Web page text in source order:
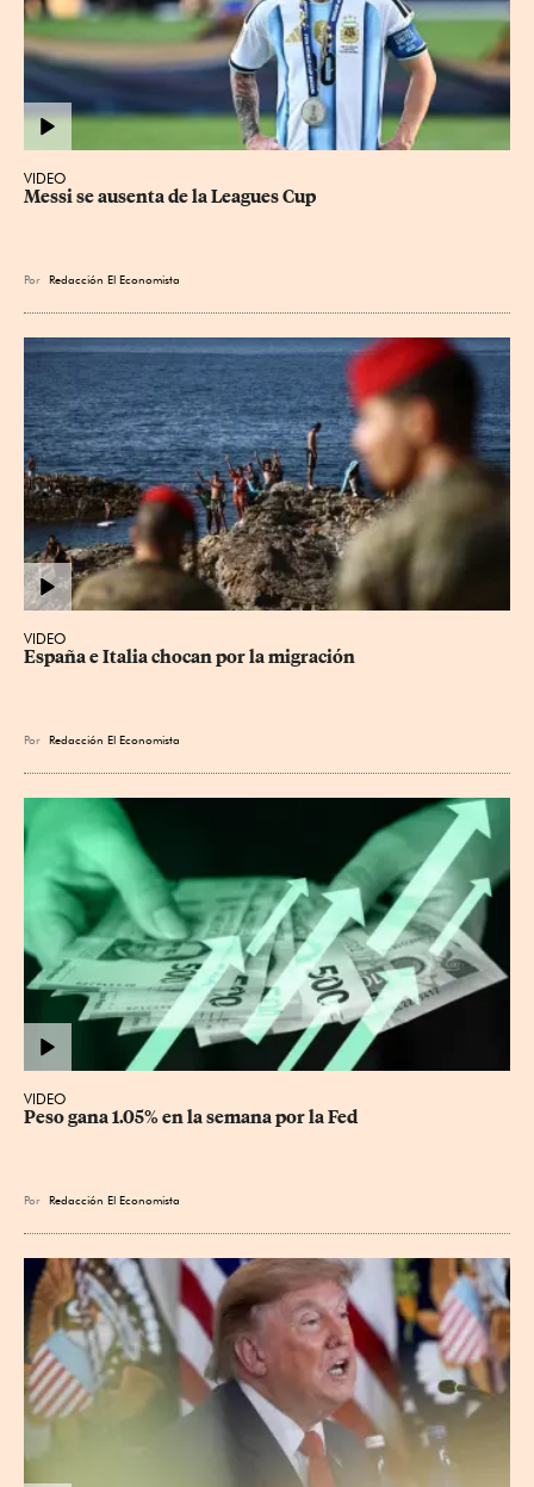
VIDEO
Messi se ausenta de la Leagues Cup
Por Redacción El Economista
VIDEO
España e Italia chocan por la migración
Por Redacción El Economista
VIDEO
Peso gana 1.05% en la semana por la Fed
Por Redacción El Economista